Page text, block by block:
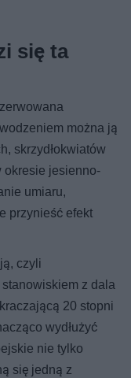
się ta
można ją
skrzydłokwiatów
okresie jesienno-
umiaru,
przynieść efekt
czyli
z dala
20 stopni
wydłużyć
nie tylko
się jedną z